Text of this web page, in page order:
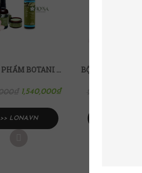
BỘ SẢN PHẨM BOTANI CHĂM SÓC DA CƠ THỂ
1,540,000₫
>> LONA.VN